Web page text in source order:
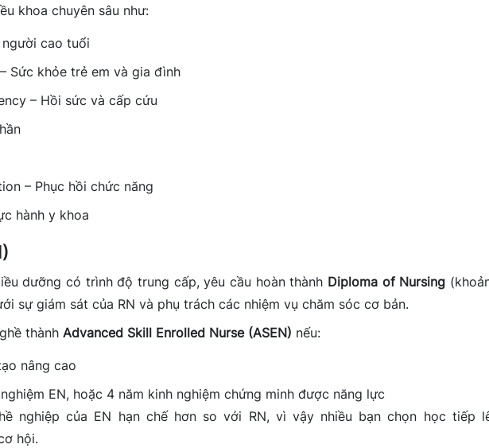
khoa chuyên sâu như:
người cao tuổi
Sức khỏe trẻ em và gia đình
– Hồi sức và cấp cứu
– Phục hồi chức năng
hành y khoa
dưỡng có trình độ trung cấp, yêu cầu hoàn thành Diploma of Nursing
sự giám sát của RN và phụ trách các nhiệm vụ chăm sóc cơ bản.
thành Advanced Skill Enrolled Nurse (ASEN) nếu:
nâng cao
EN, hoặc 4 năm kinh nghiệm chứng minh được năng lực
nghiệp của EN hạn chế hơn so với RN, vì vậy nhiều bạn chọn học tiếp
hội.